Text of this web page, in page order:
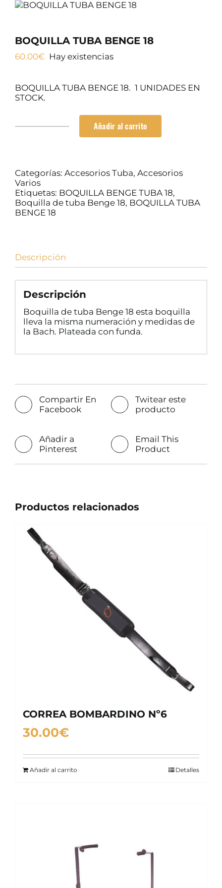
SERVICIOS TALLER
OCASIÓN
OCASIÓN
BOQUILLA TUBA BENGE 18
60.00€ Hay existencias
BOQUILLA TUBA BENGE 18. 1 UNIDADES EN
STOCK.
cantidad
Añadir al carrito
Categorías: Accesorios Tuba, Accesorios
Varios
Etiquetas: BOQUILLA BENGE TUBA 18,
Boquilla de tuba Benge 18, BOQUILLA TUBA
BENGE 18
Descripción
Descripción
Boquilla de tuba Benge 18 esta boquilla
lleva la misma numeración y medidas de
la Bach. Plateada con funda.
Compartir En
Facebook
Twitear este
producto
Añadir a
Pinterest
Email This
Product
Productos relacionados
CORREA BOMBARDINO Nº6
30.00€
Añadir al carrito Detalles